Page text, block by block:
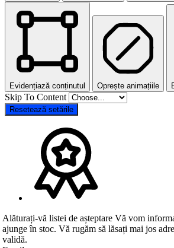
Evidențiază conținutul Oprește animațiile
Skip To Content
Resetează setările
Alăturați-vă listei de așteptare Vă vom
ajunge în stoc. Vă rugăm să lăsați mai jos
validă.